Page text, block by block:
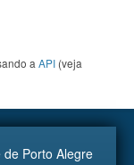
a API (veja
Porto Alegre